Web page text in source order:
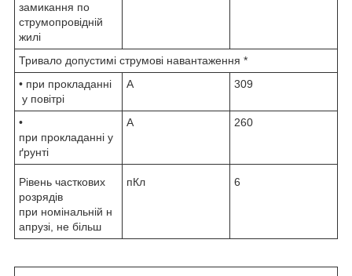
замикання по
струмопровідній
жилі
Тривало допустимі струмові навантаження *
• при прокладанні
у повітрі
А 309
•
при прокладанні у
ґрунті
А 260
Рівень часткових
розрядів
при номінальній н
апрузі, не більш
пКл 6